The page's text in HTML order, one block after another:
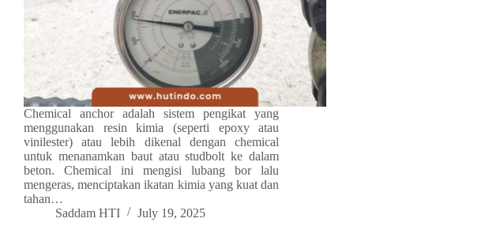
Chemical anchor adalah sistem pengikat yang
menggunakan resin kimia (seperti epoxy atau
vinilester) atau lebih dikenal dengan chemical
untuk menanamkan baut atau studbolt ke dalam
beton. Chemical ini mengisi lubang bor lalu
mengeras, menciptakan ikatan kimia yang kuat dan
tahan…
Saddam HTI
July 19, 2025